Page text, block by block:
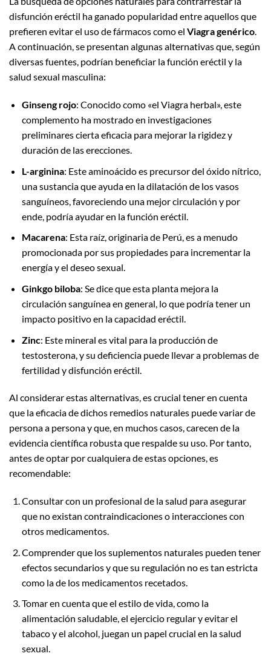
disfunción eréctil ha ganado popularidad entre aquellos que
prefieren evitar el uso de fármacos como el Viagra genérico.
A continuación, se presentan algunas alternativas que, según
diversas fuentes, podrían beneficiar la función eréctil y la
salud sexual masculina:
Ginseng rojo: Conocido como «el Viagra herbal», este
complemento ha mostrado en investigaciones
preliminares cierta eficacia para mejorar la rigidez y
duración de las erecciones.
L-arginina: Este aminoácido es precursor del óxido nítrico,
una sustancia que ayuda en la dilatación de los vasos
sanguíneos, favoreciendo una mejor circulación y por
ende, podría ayudar en la función eréctil.
Macarena: Esta raíz, originaria de Perú, es a menudo
promocionada por sus propiedades para incrementar la
energía y el deseo sexual.
Ginkgo biloba: Se dice que esta planta mejora la
circulación sanguínea en general, lo que podría tener un
impacto positivo en la capacidad eréctil.
Zinc: Este mineral es vital para la producción de
testosterona, y su deficiencia puede llevar a problemas de
fertilidad y disfunción eréctil.
Al considerar estas alternativas, es crucial tener en cuenta
que la eficacia de dichos remedios naturales puede variar de
persona a persona y que, en muchos casos, carecen de la
evidencia científica robusta que respalde su uso. Por tanto,
antes de optar por cualquiera de estas opciones, es
recomendable:
Consultar con un profesional de la salud para asegurar
que no existan contraindicaciones o interacciones con
otros medicamentos.
Comprender que los suplementos naturales pueden tener
efectos secundarios y que su regulación no es tan estricta
como la de los medicamentos recetados.
Tomar en cuenta que el estilo de vida, como la
alimentación saludable, el ejercicio regular y evitar el
tabaco y el alcohol, juegan un papel crucial en la salud
sexual.